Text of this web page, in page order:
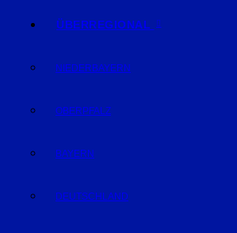
ÜBERREGIONAL
NIEDERBAYERN
OBERPFALZ
BAYERN
DEUTSCHLAND